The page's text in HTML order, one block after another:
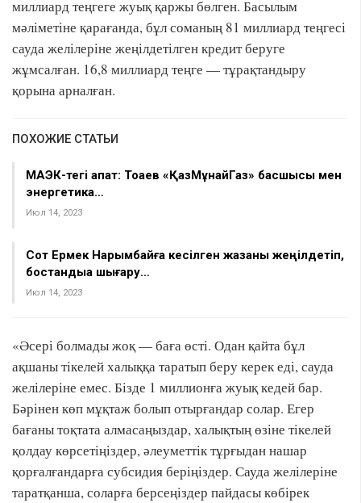
миллиард теңгеге жуық қаржы бөлген. Басылым
мәліметіне қарағанда, бұл соманың 81 миллиард теңгесі
сауда желілеріне жеңілдетілген кредит беруге
жұмсалған. 16,8 миллиард теңге — тұрақтандыру
қорына арналған.
ПОХОЖИЕ СТАТЬИ
МАЭК-тегі апат: Тоқаев «ҚазМұнайГаз» басшысы мен
энергетика…
Июл 14, 2023
Сот Ермек Нарымбайға кесілген жазаны жеңілдетіп,
бостандыққа шығару…
Июл 14, 2023
«Әсері болмады жоқ — баға өсті. Одан қайта бұл
ақшаны тікелей халыққа таратып беру керек еді, сауда
желілеріне емес. Бізде 1 миллионға жуық кедей бар.
Бәрінен көп мұқтаж болып отырғандар солар. Егер
бағаны тоқтата алмасаңыздар, халықтың өзіне тікелей
қолдау көрсетіңіздер, әлеуметтік тұрғыдан нашар
қорғалғандарға субсидия беріңіздер. Сауда желілеріне
таратқанша, соларға берсеңіздер пайдасы көбірек